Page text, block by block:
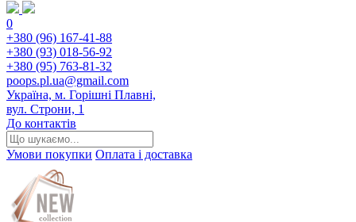
0
+380 (96) 167-41-88
+380 (93) 018-56-92
+380 (95) 763-81-32
poops.pl.ua@gmail.com
Україна, м. Горішні Плавні,
вул. Строни, 1
До контактів
Умови покупки Оплата і доставка